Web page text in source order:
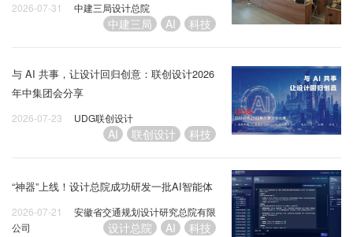
2026-07-31 中建三局设计总院
中建三局 AI 科技
与 AI 共事，让设计回归创意：联创设计2026
年中集团会分享
2026-07-23 UDG联创设计
AI 联创设计 科技
“神器”上线！设计总院成功研发一批AI智能体
2026-07-21
安徽省交通规划设计研究总院有限
公司
设计总院 AI 科技